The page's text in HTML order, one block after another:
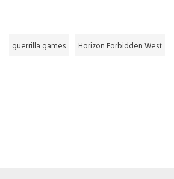
guerrilla games Horizon Forbidden West